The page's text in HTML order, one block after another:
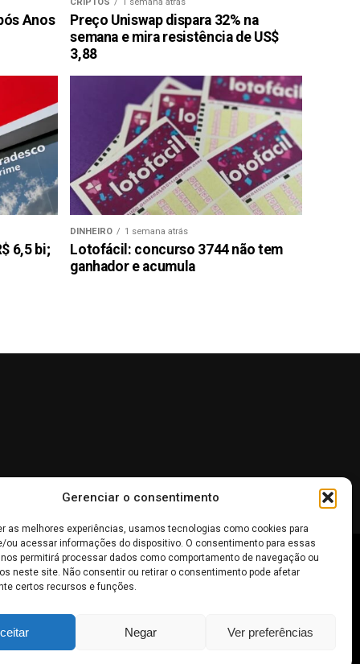
Gerenciar o consentimento
as melhores experiências, usamos tecnologias como cookies para
ou acessar informações do dispositivo. O consentimento para essas
permitirá processar dados como comportamento de navegação ou
neste site. Não consentir ou retirar o consentimento pode afetar
certos recursos e funções.
Negar Ver preferências
Anos
CRIPTOS 1 semana atrás
Preço Uniswap dispara 32% na
semana e mira resistência de US$
3,88
6,5 bi;
DINHEIRO 1 semana atrás
Lotofácil: concurso 3744 não tem
ganhador e acumula
devem ser interpretadas como recomendações de